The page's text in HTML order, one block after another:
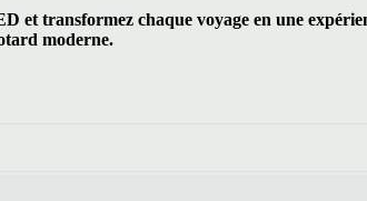
et transformez chaque voyage en une
moderne.